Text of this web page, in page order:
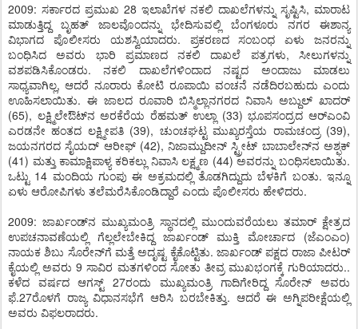
2009: ಸರ್ಕಾರದ ಪ್ರಮುಖ 28 ಇಲಾಖೆಗಳ ನಕಲಿ ದಾಖಲೆಗಳನ್ನು ಸೃಷ್ಟಿಸಿ, ಮಾರಾಟ
ಮಾಡುತ್ತಿದ್ದ ಬೃಹತ್ ಜಾಲವೊಂದನ್ನು ಭೇದಿಸುವಲ್ಲಿ ಬೆಂಗಳೂರು ನಗರ ಈಶಾನ್ಯ
ವಿಭಾಗದ ಪೊಲೀಸರು ಯಶಸ್ವಿಯಾದರು. ಪ್ರಕರಣದ ಸಂಬಂಧ ಏಳು ಜನರನ್ನು
ಬಂಧಿಸಿದ ಅವರು ಭಾರಿ ಪ್ರಮಾಣದ ನಕಲಿ ದಾಖಲೆ ಪತ್ರಗಳು, ಸೀಲುಗಳನ್ನು
ವಶಪಡಿಸಿಕೊಂಡರು. ನಕಲಿ ದಾಖಲೆಗಳಿಂದಾದ ನಷ್ಟದ ಅಂದಾಜು ಮಾಡಲು
ಸಾಧ್ಯವಾಗಿಲ್ಲ, ಆದರೆ ನೂರಾರು ಕೋಟಿ ರೂಪಾಯಿ ವಂಚನೆ ನಡೆದಿರಬಹುದು ಎಂದು
ಊಹಿಸಲಾಯಿತು. ಈ ಜಾಲದ ರೂವಾರಿ ಬಿಸ್ಮಿಲ್ಲಾನಗರದ ನಿವಾಸಿ ಅಬ್ದುಲ್ ಖಾದರ್
(65), ಲಕ್ಷ್ಮಿಲೇಔಟ್‌ನ ಅರಕೆರೆಯ ರೆಹಮತ್ ಉಲ್ಲಾ (33) ಭೂಪಸಂದ್ರದ ಆರ್‌ಎಂವಿ
ಎರಡನೇ ಹಂತದ ಲಕ್ಷ್ಮೀಪತಿ (39), ಚುಂಚಘಟ್ಟ ಮುಖ್ಯರಸ್ತೆಯ ರಾಮಚಂದ್ರ (39),
ಜಯನಗರದ ಸೈಯದ್ ಆರೀಫ್ (42), ನಿಜಾಮ್ದುದೀನ್ ಸ್ಟ್ರೀಟ್ ಬಾಬಾಲೇನ್‌ನ ಅಶ್ಫಕ್
(41) ಮತ್ತು ಕಾಮಾಕ್ಷಿಪಾಳ್ಯ ಕರಿಕಲ್ಲು ನಿವಾಸಿ ಲಕ್ಷ್ಮಣ (44) ಅವರನ್ನು ಬಂಧಿಸಲಾಯಿತು.
ಒಟ್ಟು 14 ಮಂದಿಯ ಗುಂಪು ಈ ಅಕ್ರಮದಲ್ಲಿ ತೊಡಗಿದ್ದುದು ಬೆಳಕಿಗೆ ಬಂತು. ಇನ್ನೂ
ಏಳು ಆರೋಪಿಗಳು ತಲೆಮರೆಸಿಕೊಂಡಿದ್ದಾರೆ ಎಂದು ಪೊಲೀಸರು ಹೇಳಿದರು.
2009: ಜಾರ್ಖಂಡ್‌ನ ಮುಖ್ಯಮಂತ್ರಿ ಸ್ಥಾನದಲ್ಲಿ ಮುಂದುವರೆಯಲು ತಮಾರ್ ಕ್ಷೇತ್ರದ
ಉಪಚನಾವಣೆಯಲ್ಲಿ ಗೆಲ್ಲಲೇಬೇಕಿದ್ದ ಜಾರ್ಖಂಡ್ ಮುಕ್ತಿ ಮೋರ್ಚಾದ (ಜೆಎಂಎಂ)
ನಾಯಕ ಶಿಬು ಸೊರೇನ್‌ಗೆ ಮತ್ತೆ ಅದೃಷ್ಟ ಕೈಕೊಟ್ಟಿತು. ಜಾರ್ಖಂಡ್ ಪಕ್ಷದ ರಾಜಾ ಪೀಟರ್
ಕೈಯಲ್ಲಿ ಅವರು 9 ಸಾವಿರ ಮತಗಳಿಂದ ಸೋತು ತೀವ್ರ ಮುಖಭಂಗಕ್ಕೆ ಗುರಿಯಾದರು..
ಕಳೆದ ವರ್ಷದ ಆಗಸ್ಟ್ 27ರಂದು ಮುಖ್ಯಮಂತ್ರಿ ಗಾದಿಗೇರಿದ್ದ ಸೊರೇನ್ ಅವರು
ಫೆ.27ರೊಳಗೆ ರಾಜ್ಯ ವಿಧಾನಸಭೆಗೆ ಆರಿಸಿ ಬರಬೇಕಿತ್ತು. ಆದರೆ ಈ ಅಗ್ನಿಪರೀಕ್ಷೆಯಲ್ಲಿ
ಅವರು ವಿಫಲರಾದರು.